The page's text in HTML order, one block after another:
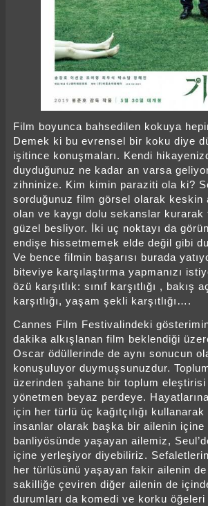
Film boyunca bahsedilen kokuya
Demek ki bu evrensel bir koku diye
işitince konuşmaları. Kendi
duyduğunuz ne kadar an varsa
zihninize. Kim kimin paraziti ola ki?
sorduğunuz film görsel olarak keskin
olan ve kaygı dolu sekanslar kurarak
güzel besliyor. İki uç noktayı da
endişe hissetmemek elde değil gibi
Ve bence filmin başarısı burada
biteviye karşılaştırma yapmanızı
özü karşıtlık: sınıf karşıtlığı , bakış
karşıtlığı, yaşam şekli karşıtlığı….
Cannes Film Festivalindeki
dakika alkışlanan film beklendiği
Oscar ödüllerinde de aynı sonucun
konuşuluyor duymuşsunuzdur.
üzerinden şahane bir toplum eleştirisi
yönetmen beyaz perdeye.
için her türlü üç kağıtçılığı kullanarak
insanlar olarak başka bir ailenin içine
banliyösünde yaşayan ailemiz,
içine yerleşiyor diyebiliriz.
her türlüsünü yaşayan fakir ailenin
sakilliğe çeviren diğer ailenin de
durumları da komedi ve korku